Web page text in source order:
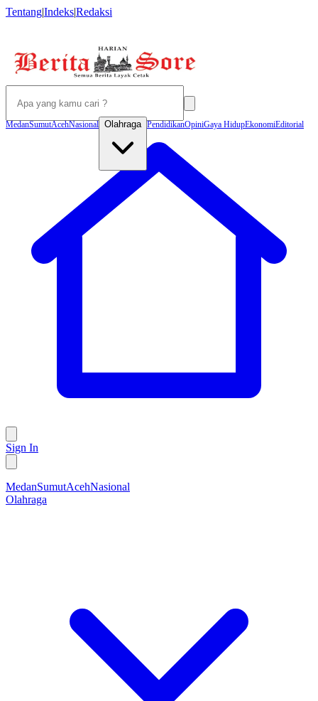
Tentang|Indeks|Redaksi
MedanSumutAcehNasional Olahraga PendidikanOpiniGaya HidupEkonomiEditorial
Sign In
MedanSumutAcehNasional
Olahraga